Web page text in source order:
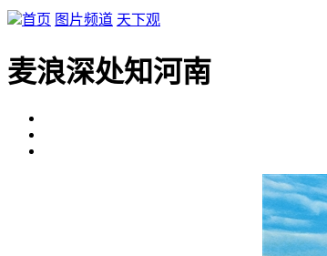
首页 图片频道 天下观
麦浪深处知河南